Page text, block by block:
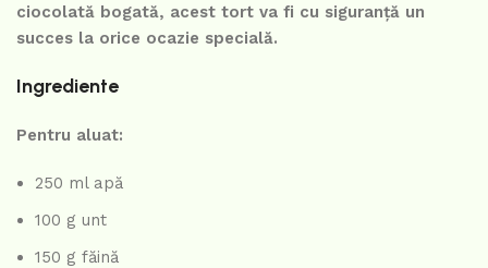
ciocolată bogată, acest tort va fi cu siguranță un
succes la orice ocazie specială.
Ingrediente
Pentru aluat:
250 ml apă
100 g unt
150 g făină